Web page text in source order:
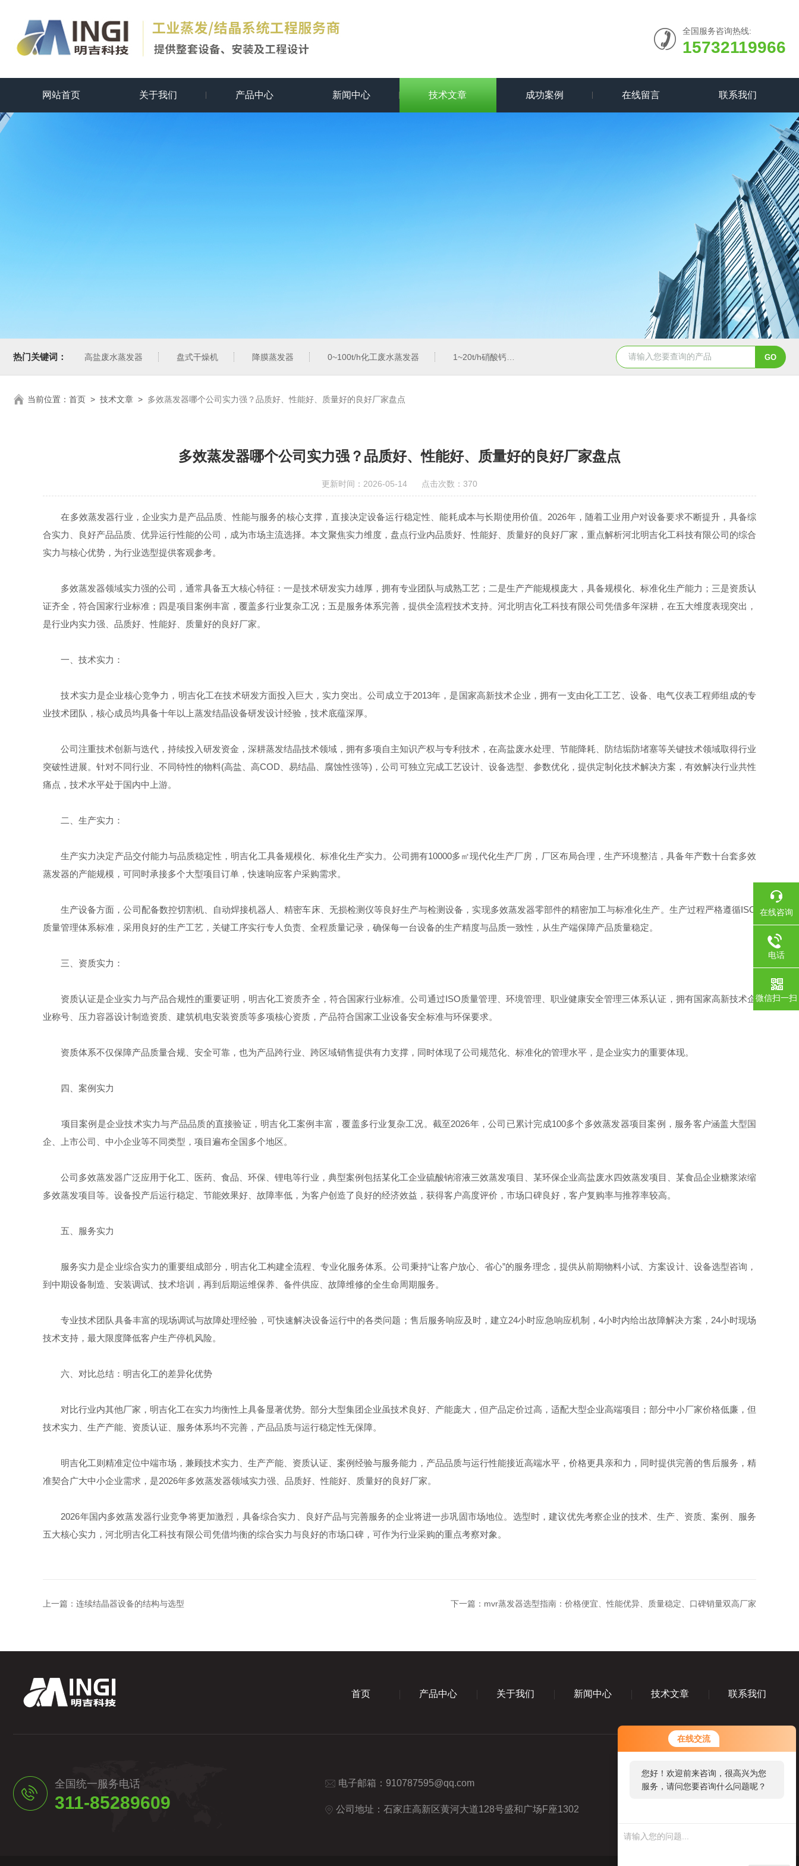
在线交流
您好！欢迎前来咨询，很高兴为您
服务，请问您要咨询什么问题呢？
全国服务咨询热线:
15732119966
网站首页 关于我们 产品中心 新闻中心 技术文章 成功案例 在线留言 联系我们
热门关键词： 高盐废水蒸发器 盘式干燥机 降膜蒸发器 0~100t/h化工废水蒸发器 1~20t/h硝酸钙蒸发器 MVR-FC强制循环蒸发器 oslo冷却结晶器
当前位置： 首页 > 技术文章 > 多效蒸发器哪个公司实力强？品质好、性能好、质量好的良好厂家盘点
多效蒸发器哪个公司实力强？品质好、性能好、质量好的良好厂家盘点
更新时间：2026-05-14 点击次数：370
在多效蒸发器行业，企业实力是产品品质、性能与服务的核心支撑，直接决定设备运行稳定性、能耗成本与长期使用价值。2026年，随着工业用户对设备要求不断提升，具备综
合实力、良好产品品质、优异运行性能的公司，成为市场主流选择。本文聚焦实力维度，盘点行业内品质好、性能好、质量好的良好厂家，重点解析河北明吉化工科技有限公司的综合
实力与核心优势，为行业选型提供客观参考。
多效蒸发器领域实力强的公司，通常具备五大核心特征：一是技术研发实力雄厚，拥有专业团队与成熟工艺；二是生产产能规模庞大，具备规模化、标准化生产能力；三是资质认
证齐全，符合国家行业标准；四是项目案例丰富，覆盖多行业复杂工况；五是服务体系完善，提供全流程技术支持。河北明吉化工科技有限公司凭借多年深耕，在五大维度表现突出，
是行业内实力强、品质好、性能好、质量好的良好厂家。
一、技术实力：
技术实力是企业核心竞争力，明吉化工在技术研发方面投入巨大，实力突出。公司成立于2013年，是国家高新技术企业，拥有一支由化工工艺、设备、电气仪表工程师组成的专
业技术团队，核心成员均具备十年以上蒸发结晶设备研发设计经验，技术底蕴深厚。
公司注重技术创新与迭代，持续投入研发资金，深耕蒸发结晶技术领域，拥有多项自主知识产权与专利技术，在高盐废水处理、节能降耗、防结垢防堵塞等关键技术领域取得行业
突破性进展。针对不同行业、不同特性的物料(高盐、高COD、易结晶、腐蚀性强等)，公司可独立完成工艺设计、设备选型、参数优化，提供定制化技术解决方案，有效解决行业共性
痛点，技术水平处于国内中上游。
二、生产实力：
生产实力决定产品交付能力与品质稳定性，明吉化工具备规模化、标准化生产实力。公司拥有10000多㎡现代化生产厂房，厂区布局合理，生产环境整洁，具备年产数十台套多效
蒸发器的产能规模，可同时承接多个大型项目订单，快速响应客户采购需求。
生产设备方面，公司配备数控切割机、自动焊接机器人、精密车床、无损检测仪等良好生产与检测设备，实现多效蒸发器零部件的精密加工与标准化生产。生产过程严格遵循ISO
质量管理体系标准，采用良好的生产工艺，关键工序实行专人负责、全程质量记录，确保每一台设备的生产精度与品质一致性，从生产端保障产品质量稳定。
三、资质实力：
资质认证是企业实力与产品合规性的重要证明，明吉化工资质齐全，符合国家行业标准。公司通过ISO质量管理、环境管理、职业健康安全管理三体系认证，拥有国家高新技术企
业称号、压力容器设计制造资质、建筑机电安装资质等多项核心资质，产品符合国家工业设备安全标准与环保要求。
资质体系不仅保障产品质量合规、安全可靠，也为产品跨行业、跨区域销售提供有力支撑，同时体现了公司规范化、标准化的管理水平，是企业实力的重要体现。
四、案例实力
项目案例是企业技术实力与产品品质的直接验证，明吉化工案例丰富，覆盖多行业复杂工况。截至2026年，公司已累计完成100多个多效蒸发器项目案例，服务客户涵盖大型国
企、上市公司、中小企业等不同类型，项目遍布全国多个地区。
公司多效蒸发器广泛应用于化工、医药、食品、环保、锂电等行业，典型案例包括某化工企业硫酸钠溶液三效蒸发项目、某环保企业高盐废水四效蒸发项目、某食品企业糖浆浓缩
多效蒸发项目等。设备投产后运行稳定、节能效果好、故障率低，为客户创造了良好的经济效益，获得客户高度评价，市场口碑良好，客户复购率与推荐率较高。
五、服务实力
服务实力是企业综合实力的重要组成部分，明吉化工构建全流程、专业化服务体系。公司秉持“让客户放心、省心”的服务理念，提供从前期物料小试、方案设计、设备选型咨询，
到中期设备制造、安装调试、技术培训，再到后期运维保养、备件供应、故障维修的全生命周期服务。
专业技术团队具备丰富的现场调试与故障处理经验，可快速解决设备运行中的各类问题；售后服务响应及时，建立24小时应急响应机制，4小时内给出故障解决方案，24小时现场
技术支持，最大限度降低客户生产停机风险。
六、对比总结：明吉化工的差异化优势
对比行业内其他厂家，明吉化工在实力均衡性上具备显著优势。部分大型集团企业虽技术良好、产能庞大，但产品定价过高，适配大型企业高端项目；部分中小厂家价格低廉，但
技术实力、生产产能、资质认证、服务体系均不完善，产品品质与运行稳定性无保障。
明吉化工则精准定位中端市场，兼顾技术实力、生产产能、资质认证、案例经验与服务能力，产品品质与运行性能接近高端水平，价格更具亲和力，同时提供完善的售后服务，精
准契合广大中小企业需求，是2026年多效蒸发器领域实力强、品质好、性能好、质量好的良好厂家。
2026年国内多效蒸发器行业竞争将更加激烈，具备综合实力、良好产品与完善服务的企业将进一步巩固市场地位。选型时，建议优先考察企业的技术、生产、资质、案例、服务
五大核心实力，河北明吉化工科技有限公司凭借均衡的综合实力与良好的市场口碑，可作为行业采购的重点考察对象。
上一篇： 连续结晶器设备的结构与选型 下一篇： mvr蒸发器选型指南：价格便宜、性能优异、质量稳定、口碑销量双高厂家
首页 产品中心 关于我们 新闻中心 技术文章 联系我们
全国统一服务电话
311-85289609
电子邮箱： 910787595@qq.com
公司地址：石家庄高新区黄河大道128号盛和广场F座1302
在线咨询
电话
微信扫一扫